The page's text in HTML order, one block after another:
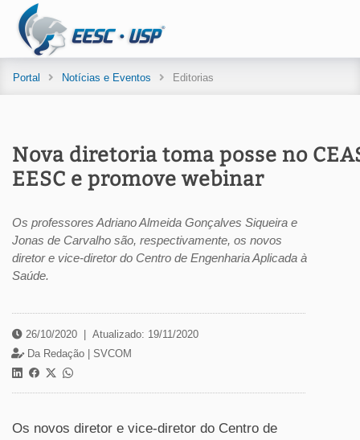
Portal Notícias e Eventos Editorias
Nova diretoria toma posse no
EESC e promove webinar
Os professores Adriano Almeida Gonçalves Siqueira e
Jonas de Carvalho são, respectivamente, os novos
diretor e vice-diretor do Centro de Engenharia Aplicada à
Saúde.
26/10/2020
Atualizado: 19/11/2020
Da Redação | SVCOM
Os novos diretor e vice-diretor do Centro de